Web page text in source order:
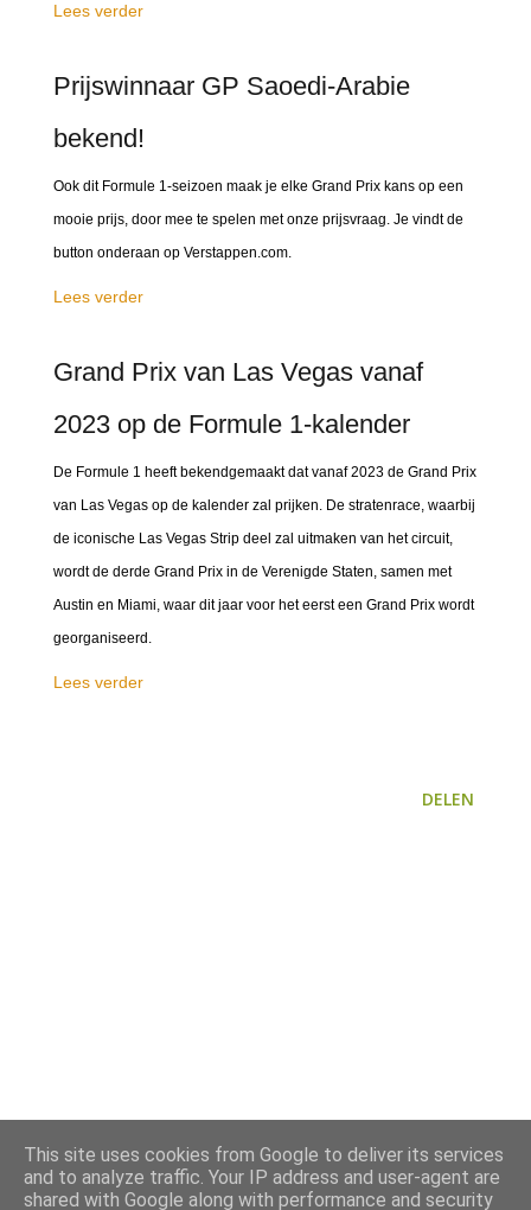
Lees verder
Prijswinnaar GP Saoedi-Arabie
bekend!
Ook dit Formule 1-seizoen maak je elke Grand Prix kans op een
mooie prijs, door mee te spelen met onze prijsvraag. Je vindt de
button onderaan op Verstappen.com.
Lees verder
Grand Prix van Las Vegas vanaf
2023 op de Formule 1-kalender
De Formule 1 heeft bekendgemaakt dat vanaf 2023 de Grand Prix
van Las Vegas op de kalender zal prijken. De stratenrace, waarbij
de iconische Las Vegas Strip deel zal uitmaken van het circuit,
wordt de derde Grand Prix in de Verenigde Staten, samen met
Austin en Miami, waar dit jaar voor het eerst een Grand Prix wordt
georganiseerd.
Lees verder
DELEN
This site uses cookies from Google to deliver its services
and to analyze traffic. Your IP address and user-agent are
shared with Google along with performance and security